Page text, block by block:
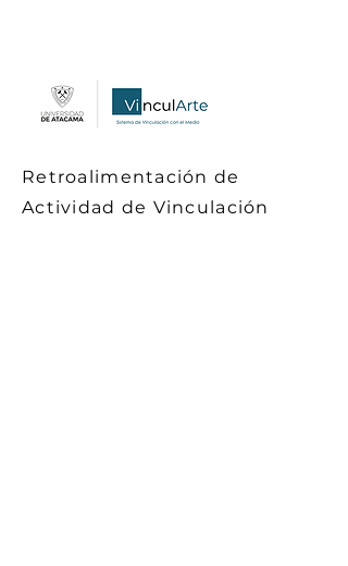
Retroalimentación de
Actividad de Vinculación